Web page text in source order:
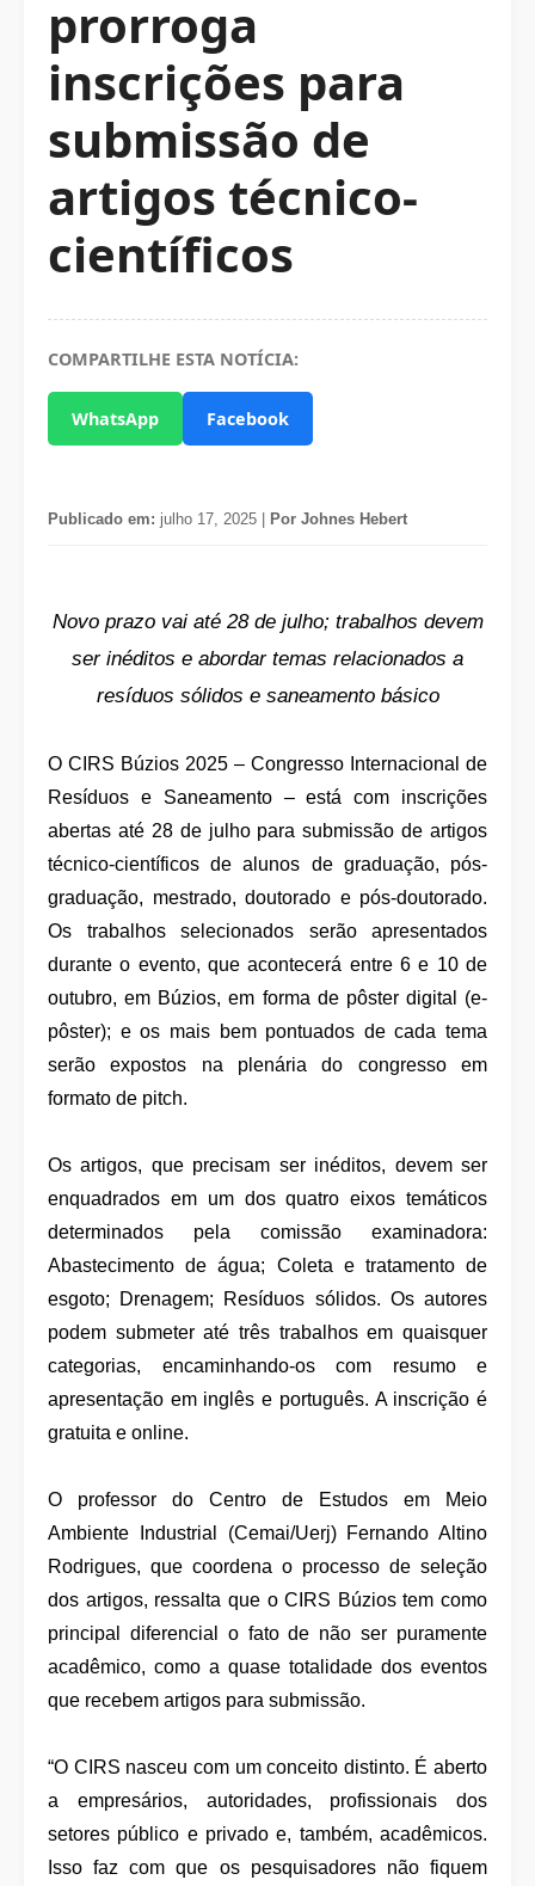
prorroga
inscrições para
submissão de
artigos técnico-
científicos
COMPARTILHE ESTA NOTÍCIA:
WhatsApp Facebook
Publicado em: julho 17, 2025 | Por Johnes Hebert
Novo prazo vai até 28 de julho; trabalhos devem
ser inéditos e abordar temas relacionados a
resíduos sólidos e saneamento básico
O CIRS Búzios 2025 – Congresso Internacional de
Resíduos e Saneamento – está com inscrições
abertas até 28 de julho para submissão de artigos
técnico-científicos de alunos de graduação, pós-
graduação, mestrado, doutorado e pós-doutorado.
Os trabalhos selecionados serão apresentados
durante o evento, que acontecerá entre 6 e 10 de
outubro, em Búzios, em forma de pôster digital (e-
pôster); e os mais bem pontuados de cada tema
serão expostos na plenária do congresso em
formato de pitch.
Os artigos, que precisam ser inéditos, devem ser
enquadrados em um dos quatro eixos temáticos
determinados pela comissão examinadora:
Abastecimento de água; Coleta e tratamento de
esgoto; Drenagem; Resíduos sólidos. Os autores
podem submeter até três trabalhos em quaisquer
categorias, encaminhando-os com resumo e
apresentação em inglês e português. A inscrição é
gratuita e online.
O professor do Centro de Estudos em Meio
Ambiente Industrial (Cemai/Uerj) Fernando Altino
Rodrigues, que coordena o processo de seleção
dos artigos, ressalta que o CIRS Búzios tem como
principal diferencial o fato de não ser puramente
acadêmico, como a quase totalidade dos eventos
que recebem artigos para submissão.
“O CIRS nasceu com um conceito distinto. É aberto
a empresários, autoridades, profissionais dos
setores público e privado e, também, acadêmicos.
Isso faz com que os pesquisadores não fiquem